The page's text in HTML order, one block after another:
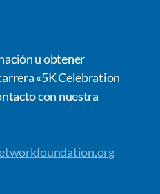
u obtener
«5K Celebration
con nuestra